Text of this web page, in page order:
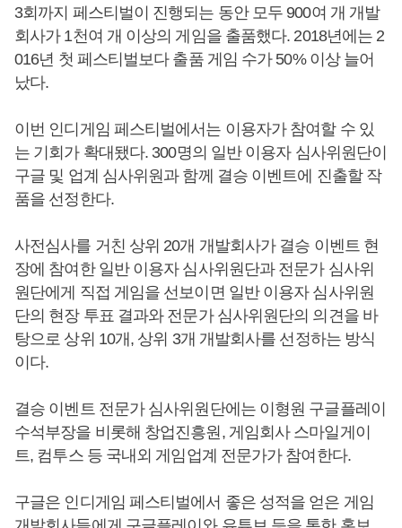
3회까지 페스티벌이 진행되는 동안 모두 900여 개 개발
회사가 1천여 개 이상의 게임을 출품했다. 2018년에는 2
016년 첫 페스티벌보다 출품 게임 수가 50% 이상 늘어
났다.
이번 인디게임 페스티벌에서는 이용자가 참여할 수 있
는 기회가 확대됐다. 300명의 일반 이용자 심사위원단이
구글 및 업계 심사위원과 함께 결승 이벤트에 진출할 작
품을 선정한다.
사전심사를 거친 상위 20개 개발회사가 결승 이벤트 현
장에 참여한 일반 이용자 심사위원단과 전문가 심사위
원단에게 직접 게임을 선보이면 일반 이용자 심사위원
단의 현장 투표 결과와 전문가 심사위원단의 의견을 바
탕으로 상위 10개, 상위 3개 개발회사를 선정하는 방식
이다.
결승 이벤트 전문가 심사위원단에는 이형원 구글플레이
수석부장을 비롯해 창업진흥원, 게임회사 스마일게이
트, 컴투스 등 국내외 게임업계 전문가가 참여한다.
구글은 인디게임 페스티벌에서 좋은 성적을 얻은 게임